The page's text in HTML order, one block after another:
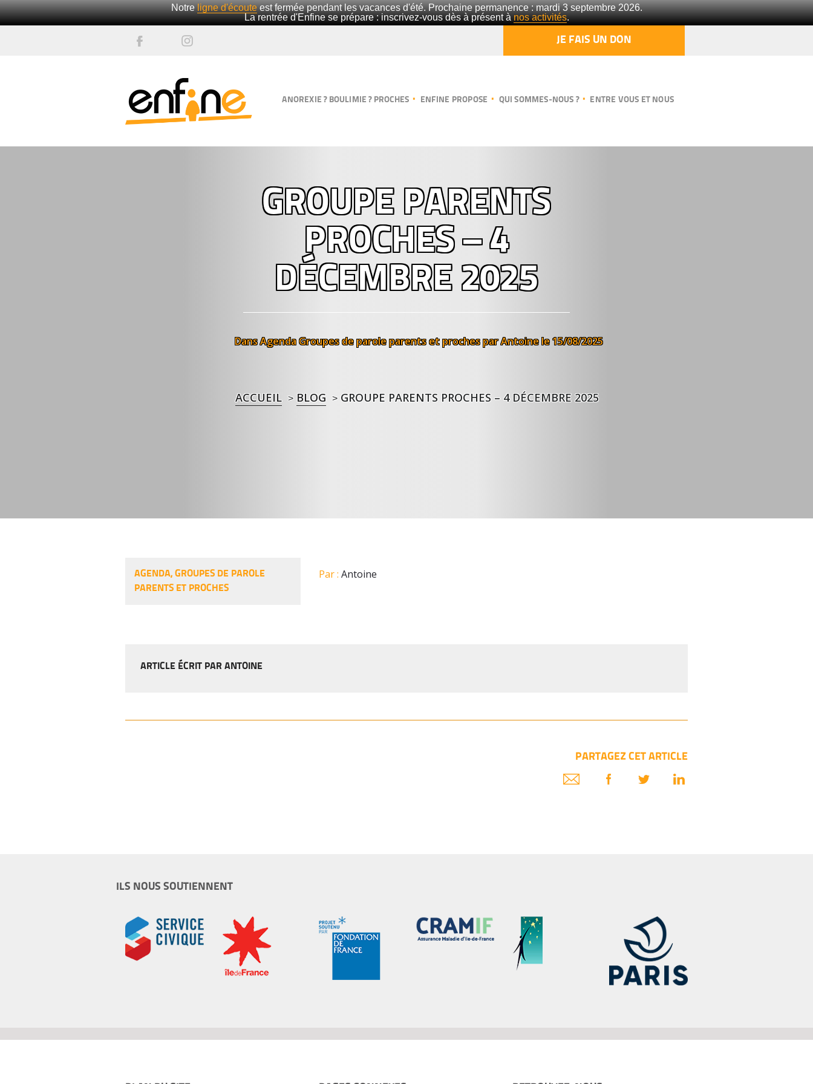
Notreligne d'écouteest fermée pendant les vacances d'été. Prochaine permanence : mardi 3 septembre 2026.
La rentrée d'Enfine se prépare : inscrivez-vous dès à présent ànos activités.
JE FAIS UN DON
ANOREXIE ? BOULIMIE ? PROCHES ENFINE PROPOSE QUI SOMMES-NOUS ? ENTRE VOUS ET NOUS
GROUPE PARENTS
PROCHES – 4
DÉCEMBRE 2025
DansAgenda Groupes de parole parents et prochespar Antoinele 15/08/2025
ACCUEIL > BLOG > GROUPE PARENTS PROCHES – 4 DÉCEMBRE 2025
AGENDA, GROUPES DE PAROLE
PARENTS ET PROCHES
Par : Antoine
ARTICLE ÉCRIT PAR ANTOINE
PARTAGEZ CET ARTICLE
ILS NOUS SOUTIENNENT